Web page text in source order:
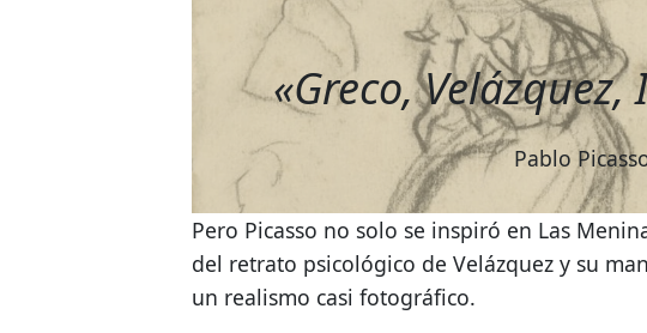
«Greco, Velázquez,
Pablo
Pero Picasso no solo se inspiró en Las
del retrato psicológico de Velázquez y su
un realismo casi fotográfico.